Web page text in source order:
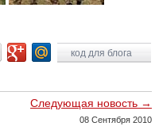
код для блога
Следующая новость →
08 Сентября 2010